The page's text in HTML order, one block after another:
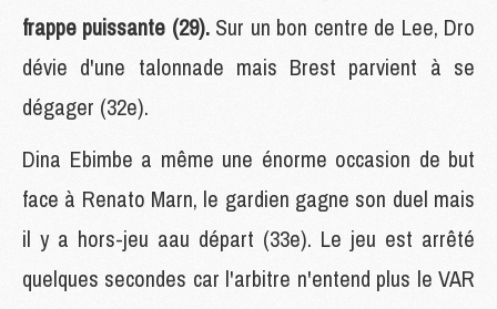
frappe puissante (29). Sur un bon centre de Lee, Dro
dévie d'une talonnade mais Brest parvient à se
dégager (32e).
Dina Ebimbe a même une énorme occasion de but
face à Renato Marn, le gardien gagne son duel mais
il y a hors-jeu aau départ (33e). Le jeu est arrêté
quelques secondes car l'arbitre n'entend plus le VAR